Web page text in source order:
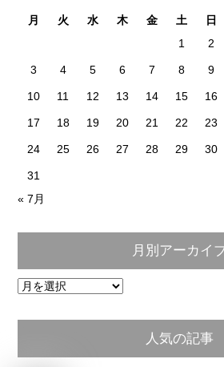
月 火 水 木 金 土
日
1
2
3 4 5 6 7 8 9
10 11 12 13 14 15 16
17 18 19 20 21 22 23
24 25 26 27 28 29 30
31
« 7月
月別アーカイ
月
ア
カ
人気の記事